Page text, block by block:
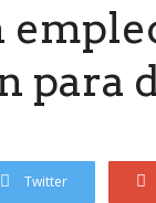
para
Twitter